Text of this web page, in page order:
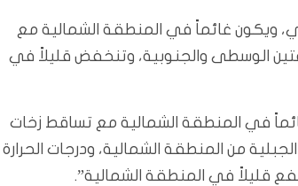
ويكون غائماً في المنطقة الشمالية مع
الوسطى والجنوبية، وتنخفض قليلاً في
في المنطقة الشمالية مع تساقط زخات
من المنطقة الشمالية، ودرجات الحرارة
قليلاً في المنطقة الشمالية”.